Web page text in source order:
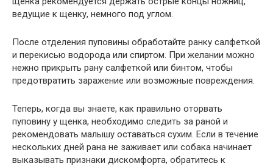
ведущие к щенку, немного под углом.
После отделения пуповины обработайте ранку салфеткой
и перекисью водорода или спиртом. При желании можно
нежно прикрыть рану салфеткой или бинтом, чтобы
предотвратить заражение или возможные повреждения.
Теперь, когда вы знаете, как правильно оторвать
пуповину у щенка, необходимо следить за раной и
рекомендовать малышу оставаться сухим. Если в течение
нескольких дней рана не заживает или собака начинает
выказывать признаки дискомфорта, обратитесь к